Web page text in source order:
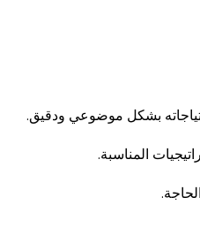
بشكل موضوعي ودقيق.
المناسبة.